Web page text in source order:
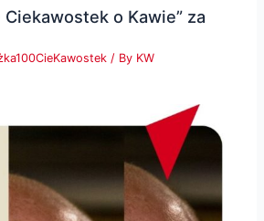
Ciekawostek o Kawie” za
/ By KW